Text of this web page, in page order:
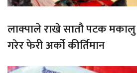
लाक्पाले राखे सातौ पटक
गरेर फेरी अर्को कीर्तिमान